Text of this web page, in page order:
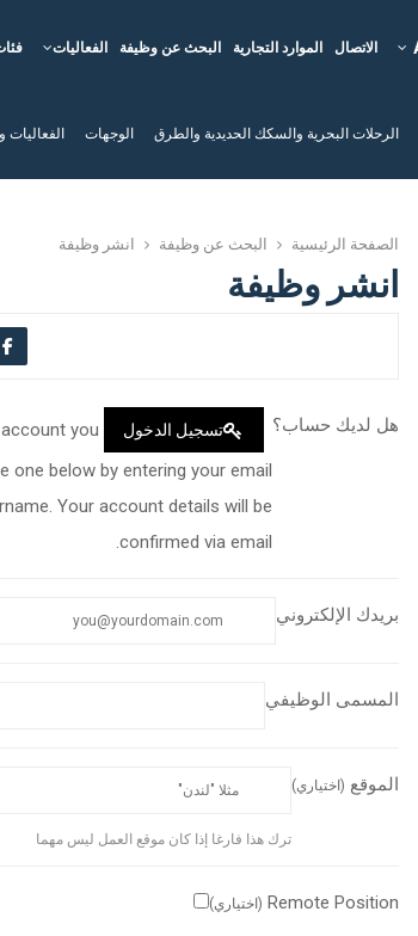
الفعاليات البحث عن وظيفة الموارد التجارية الاتصال
الرحلات البحرية والسكك الحديدية والطرق الوجهات الفعاليات
الصفحة الرئيسية البحث عن وظيفة انشر وظيفة
انشر وظيفة
هل لديك حساب؟ تسجيل الدخول
you
one below by entering your email
details will be
confirmed via email.
بريدك الإلكتروني
المسمى الوظيفي
الموقع (اختياري)
ترك هذا فارغا إذا كان موقع العمل ليس مهما
Remote Position (اختياري)